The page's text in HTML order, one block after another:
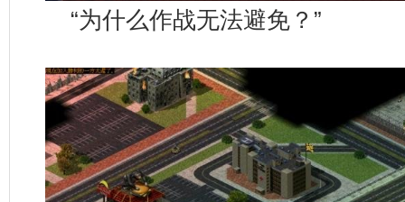
“为什么作战无法避免？”